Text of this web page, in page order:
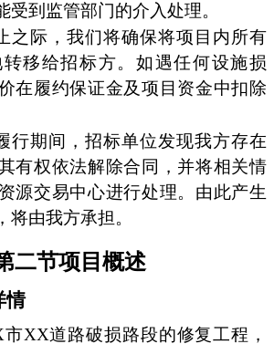
受到监管部门的介入处理。
之际，我们将确保将项目内所有
移给招标方。如遇任何设施损
在履约保证金及项目资金中扣除
行期间，招标单位发现我方存在
有权依法解除合同，并将相关情
源交易中心进行处理。由此产生
将由我方承担。
二节项目概述
情
XX道路破损路段的修复工程，